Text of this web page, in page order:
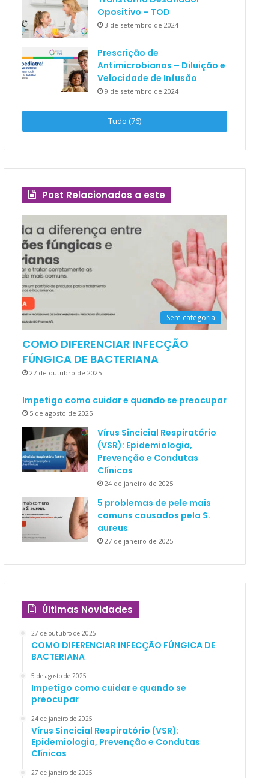
Opositivo – TOD
3 de setembro de 2024
Prescrição de
Antimicrobianos – Diluição e
Velocidade de Infusão
9 de setembro de 2024
Tudo (76)
Post Relacionados a este
Sem categoria
COMO DIFERENCIAR INFECÇÃO
FÚNGICA DE BACTERIANA
27 de outubro de 2025
Impetigo como cuidar e quando se preocupar
5 de agosto de 2025
Vírus Sincicial Respiratório
(VSR): Epidemiologia,
Prevenção e Condutas
Clínicas
24 de janeiro de 2025
5 problemas de pele mais
comuns causados pela S.
aureus
27 de janeiro de 2025
Últimas Novidades
27 de outubro de 2025
COMO DIFERENCIAR INFECÇÃO FÚNGICA DE
BACTERIANA
5 de agosto de 2025
Impetigo como cuidar e quando se
preocupar
24 de janeiro de 2025
Vírus Sincicial Respiratório (VSR):
Epidemiologia, Prevenção e Condutas
Clínicas
27 de janeiro de 2025